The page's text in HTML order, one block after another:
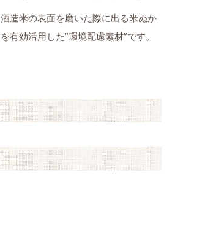
酒造米の表面を磨いた際に出る米ぬか
を有効活用した”環境配慮素材”です。